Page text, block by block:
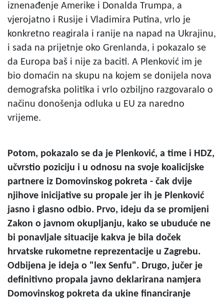
iznenađenje Amerike i Donalda Trumpa, a
vjerojatno i Rusije i Vladimira Putina, vrlo je
konkretno reagirala i ranije na napad na Ukrajinu,
i sada na prijetnje oko Grenlanda, i pokazalo se
da Europa baš i nije za baciti. A Plenković im je
bio domaćin na skupu na kojem se donijela nova
demografska politika i vrlo ozbiljno razgovaralo o
načinu donošenja odluka u EU za naredno
vrijeme.
Potom, pokazalo se da je Plenković, a time i HDZ,
učvrstio poziciju i u odnosu na svoje koalicijske
partnere iz Domovinskog pokreta - čak dvije
njihove inicijative su propale jer ih je Plenković
jasno i glasno odbio. Prvo, ideju da se promijeni
Zakon o javnom okupljanju, kako se ubuduće ne
bi ponavljale situacije kakva je bila doček
hrvatske rukometne reprezentacije u Zagrebu.
Odbijena je ideja o "lex Senfu". Drugo, jučer je
definitivno propala javno deklarirana namjera
Domovinskog pokreta da ukine financiranje